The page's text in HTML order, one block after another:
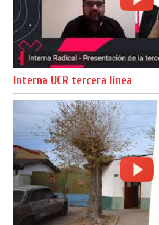
Interna UCR tercera linea